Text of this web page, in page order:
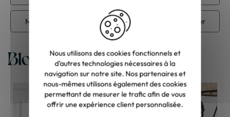
Meuble de cuisine Meuble de salle à manger
Blog
Nous utilisons des cookies fonctionnels et
d’autres technologies nécessaires à la
navigation sur notre site. Nos partenaires et
nous-mêmes utilisons également des cookies
permettant de mesurer le trafic afin de vous
offrir une expérience client personnalisée.